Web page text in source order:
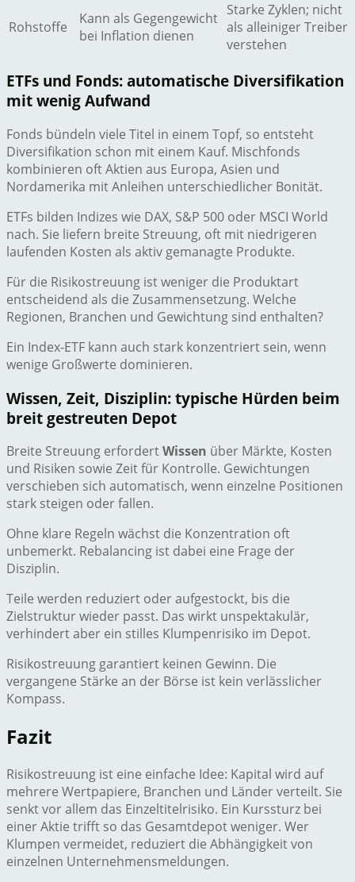
Rohstoffe
Kann als Gegengewicht
bei Inflation dienen
Starke Zyklen; nicht
als alleiniger Treiber
verstehen
ETFs und Fonds: automatische Diversifikation
mit wenig Aufwand
Fonds bündeln viele Titel in einem Topf, so entsteht
Diversifikation schon mit einem Kauf. Mischfonds
kombinieren oft Aktien aus Europa, Asien und
Nordamerika mit Anleihen unterschiedlicher Bonität.
ETFs bilden Indizes wie DAX, S&P 500 oder MSCI World
nach. Sie liefern breite Streuung, oft mit niedrigeren
laufenden Kosten als aktiv gemanagte Produkte.
Für die Risikostreuung ist weniger die Produktart
entscheidend als die Zusammensetzung. Welche
Regionen, Branchen und Gewichtung sind enthalten?
Ein Index-ETF kann auch stark konzentriert sein, wenn
wenige Großwerte dominieren.
Wissen, Zeit, Disziplin: typische Hürden beim
breit gestreuten Depot
Breite Streuung erfordertWissen über Märkte, Kosten
und Risiken sowie Zeit für Kontrolle. Gewichtungen
verschieben sich automatisch, wenn einzelne Positionen
stark steigen oder fallen.
Ohne klare Regeln wächst die Konzentration oft
unbemerkt. Rebalancing ist dabei eine Frage der
Disziplin.
Teile werden reduziert oder aufgestockt, bis die
Zielstruktur wieder passt. Das wirkt unspektakulär,
verhindert aber ein stilles Klumpenrisiko im Depot.
Risikostreuung garantiert keinen Gewinn. Die
vergangene Stärke an der Börse ist kein verlässlicher
Kompass.
Fazit
Risikostreuung ist eine einfache Idee: Kapital wird auf
mehrere Wertpapiere, Branchen und Länder verteilt. Sie
senkt vor allem das Einzeltitelrisiko. Ein Kurssturz bei
einer Aktie trifft so das Gesamtdepot weniger. Wer
Klumpen vermeidet, reduziert die Abhängigkeit von
einzelnen Unternehmensmeldungen.